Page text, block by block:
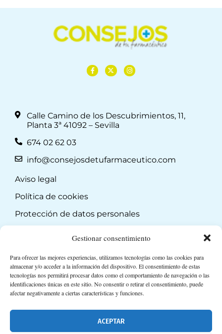
Gestionar consentimiento
Para ofrecer las mejores experiencias, utilizamos tecnologías como las cookies para
almacenar y/o acceder a la información del dispositivo. El consentimiento de estas
tecnologías nos permitirá procesar datos como el comportamiento de navegación o las
identificaciones únicas en este sitio. No consentir o retirar el consentimiento, puede
afectar negativamente a ciertas características y funciones.
ACEPTAR
Calle Camino de los Descubrimientos, 11,
Planta 3ª 41092 – Sevilla
674 02 62 03
info@consejosdetufarmaceutico.com
Aviso legal
Política de cookies
Protección de datos personales